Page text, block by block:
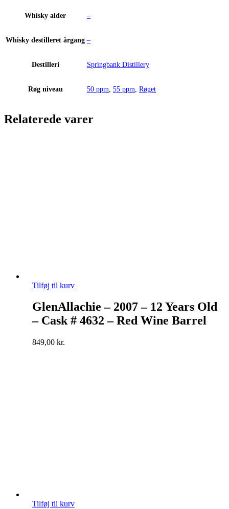
Whisky alder –
Whisky destilleret årgang –
Destilleri Springbank Distillery
Røg niveau 50 ppm 55 ppm Røget
Relaterede varer
Tilføj til kurv
GlenAllachie – 2007 – 12 Years Old
– Cask # 4632 – Red Wine Barrel
849,00 kr.
Tilføj til kurv